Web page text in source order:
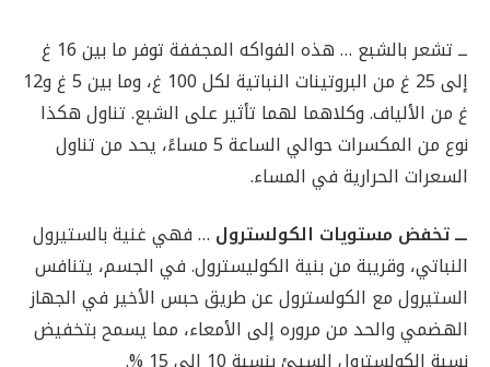
ــ تشعر بالشبع … هذه الفواكه المجففة توفر ما بين 16 غ
إلى 25 غ من البروتينات النباتية لكل 100 غ، وما بين 5 غ و12
غ من الألياف. وكلاهما لهما تأثير على الشبع. تناول هكذا
نوع من المكسرات حوالي الساعة 5 مساءً، يحد من تناول
السعرات الحرارية في المساء.
ـــ تخفض مستويات الكولسترول … فهي غنية بالستيرول
النباتي، وقريبة من بنية الكوليسترول. في الجسم، يتنافس
الستيرول مع الكولسترول عن طريق حبس الأخير في الجهاز
الهضمي والحد من مروره إلى الأمعاء، مما يسمح بتخفيض